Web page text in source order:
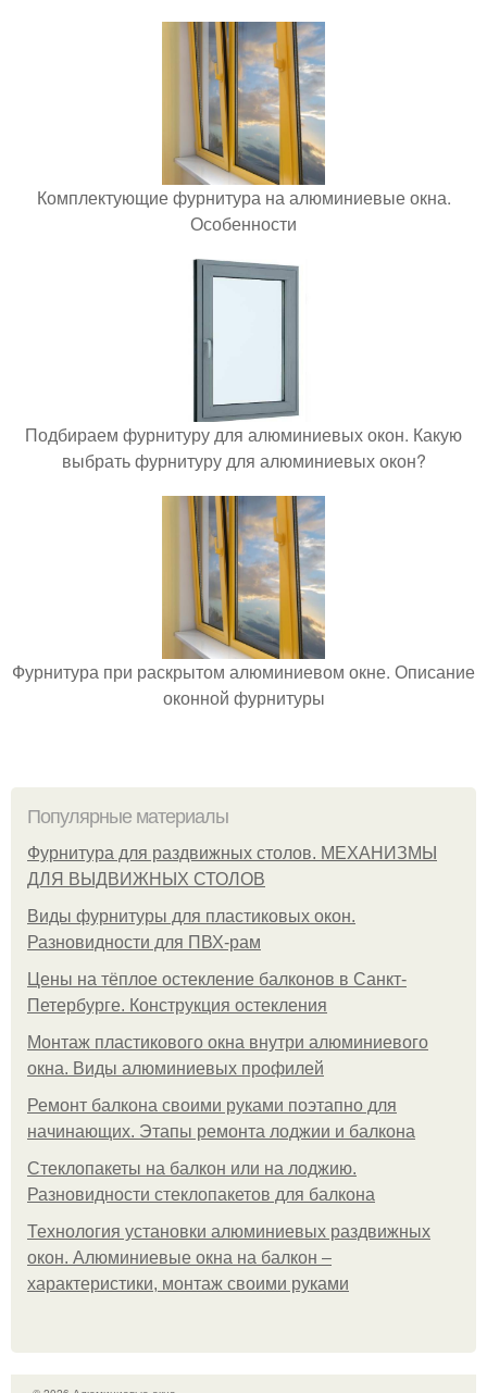
Комплектующие фурнитура на алюминиевые окна.
Особенности
Подбираем фурнитуру для алюминиевых окон. Какую
выбрать фурнитуру для алюминиевых окон?
Фурнитура при раскрытом алюминиевом окне. Описание
оконной фурнитуры
Популярные материалы
Фурнитура для раздвижных столов. МЕХАНИЗМЫ
ДЛЯ ВЫДВИЖНЫХ СТОЛОВ
Виды фурнитуры для пластиковых окон.
Разновидности для ПВХ-рам
Цены на тёплое остекление балконов в Санкт-
Петербурге. Конструкция остекления
Монтаж пластикового окна внутри алюминиевого
окна. Виды алюминиевых профилей
Ремонт балкона своими руками поэтапно для
начинающих. Этапы ремонта лоджии и балкона
Стеклопакеты на балкон или на лоджию.
Разновидности стеклопакетов для балкона
Технология установки алюминиевых раздвижных
окон. Алюминиевые окна на балкон –
характеристики, монтаж своими руками